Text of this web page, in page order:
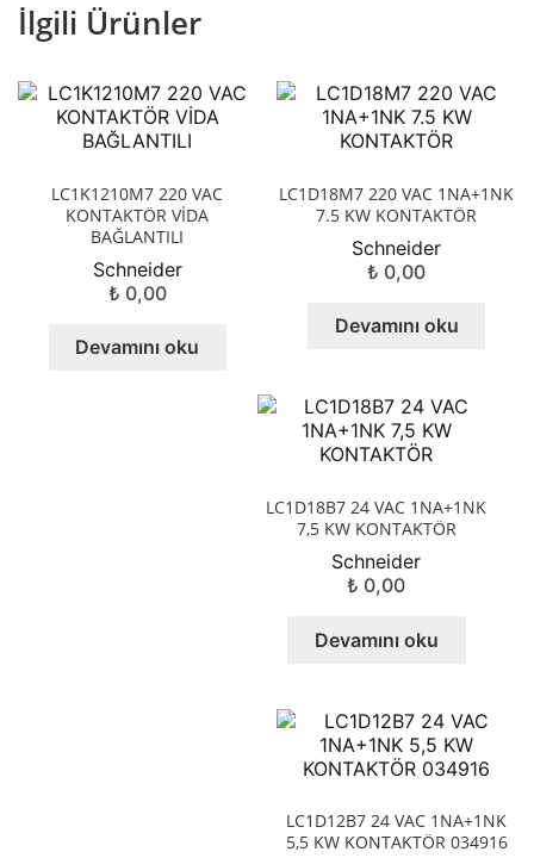
İlgili Ürünler
LC1K1210M7 220 VAC
KONTAKTÖR VİDA
BAĞLANTILI
Schneider
₺ 0,00
Devamını oku
LC1D18M7 220 VAC 1NA+1NK
7.5 KW KONTAKTÖR
Schneider
₺ 0,00
Devamını oku
LC1D18B7 24 VAC 1NA+1NK
7,5 KW KONTAKTÖR
Schneider
₺ 0,00
Devamını oku
LC1D12B7 24 VAC 1NA+1NK
5,5 KW KONTAKTÖR 034916